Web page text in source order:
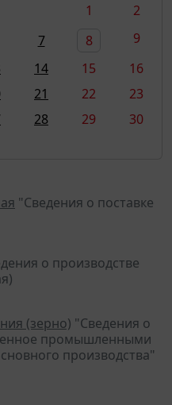
1
2
7 8
9
14 15
16
21 22
23
28 29
30
"Сведения о поставке
о производстве
(зерно) "Сведения о
промышленными
производства"